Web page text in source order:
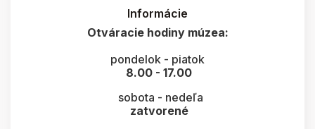
Informácie
Otváracie hodiny múzea:
pondelok - piatok
8.00 - 17.00
sobota - nedeľa
zatvorené